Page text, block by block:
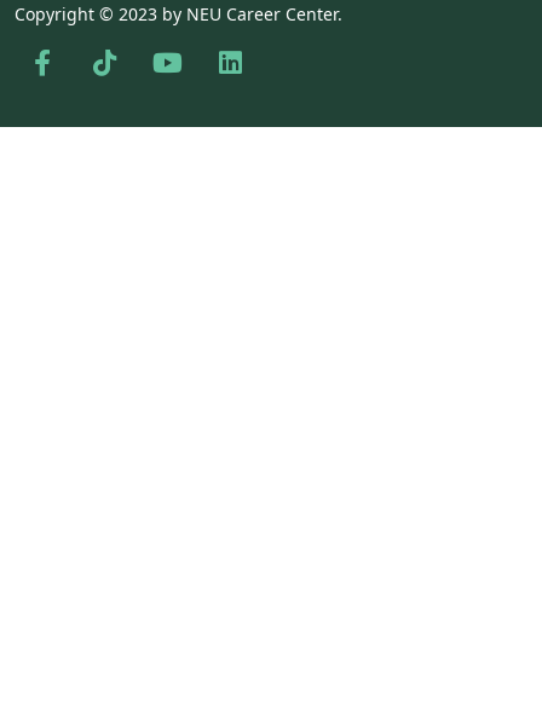
Copyright © 2023 by NEU Career Center.